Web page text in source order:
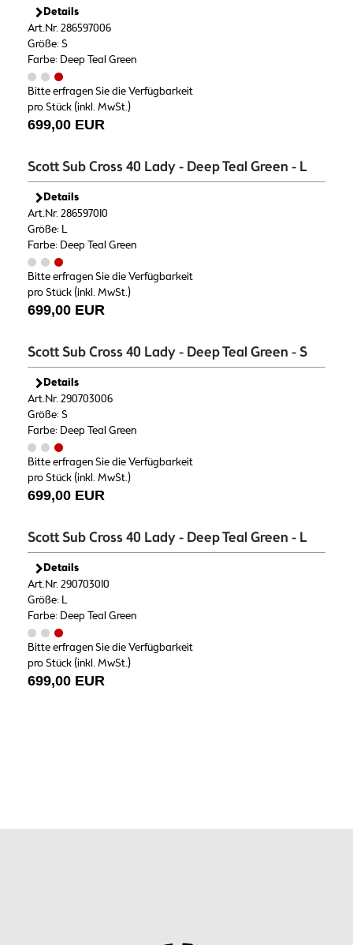
Details
Art.Nr. 286597006
Größe: S
Farbe: Deep Teal Green
Bitte erfragen Sie die Verfügbarkeit
pro Stück (inkl. MwSt.)
699,00 EUR
Scott Sub Cross 40 Lady - Deep Teal Green - L
Details
Art.Nr. 286597010
Größe: L
Farbe: Deep Teal Green
Bitte erfragen Sie die Verfügbarkeit
pro Stück (inkl. MwSt.)
699,00 EUR
Scott Sub Cross 40 Lady - Deep Teal Green - S
Details
Art.Nr. 290703006
Größe: S
Farbe: Deep Teal Green
Bitte erfragen Sie die Verfügbarkeit
pro Stück (inkl. MwSt.)
699,00 EUR
Scott Sub Cross 40 Lady - Deep Teal Green - L
Details
Art.Nr. 290703010
Größe: L
Farbe: Deep Teal Green
Bitte erfragen Sie die Verfügbarkeit
pro Stück (inkl. MwSt.)
699,00 EUR